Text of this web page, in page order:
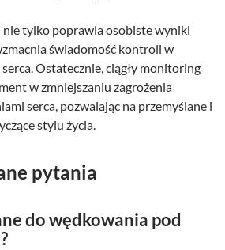
nie tylko poprawia osobiste wyniki
świadomość kontroli w
Ostatecznie, ciągły monitoring
w zmniejszaniu zagrożenia
serca, pozwalając na przemyślane i
stylu życia.
pytania
do wędkowania pod